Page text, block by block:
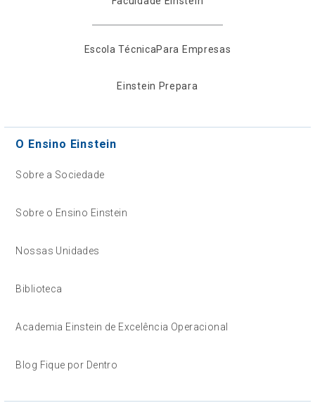
Escola TécnicaPara Empresas
Einstein Prepara
O Ensino Einstein
Sobre a Sociedade
Sobre o Ensino Einstein
Nossas Unidades
Biblioteca
Academia Einstein de Excelência Operacional
Blog Fique por Dentro